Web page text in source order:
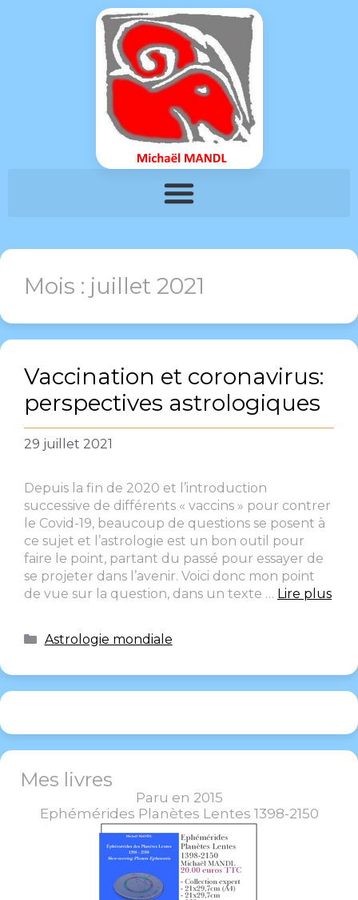
Mois : juillet 2021
Vaccination et coronavirus:
perspectives astrologiques
29 juillet 2021
Depuis la fin de 2020 et l’introduction
successive de différents « vaccins » pour contrer
le Covid-19, beaucoup de questions se posent à
ce sujet et l’astrologie est un bon outil pour
faire le point, partant du passé pour essayer de
se projeter dans l’avenir. Voici donc mon point
de vue sur la question, dans un texte … Lire plus
Astrologie mondiale
Mes livres
Paru en 2015
Ephémérides Planètes Lentes 1398-2150